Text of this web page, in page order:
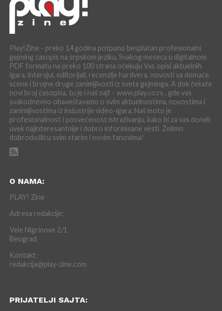
Play!Zine - preko 14 godina potpuno besplatan profesionalni
gejming časopis na srpskom jeziku. Svakog meseca u digitalnom
PDF formatu na preko 100 strana očekuju Vas opisi aktuelnih
igara, intervjui, editorijali, recenzije hardvera, novosti sa domaće
scene i brojne druge zanimljivosti iz sveta gejminga. A dok čekate
novi broj časopisa, tu je i naš sajt - www.play.co.rs , gde vas
svakodnevno obaveštavamo o svim aktuelnostima, novostima i
zanimljivostima iz industrije video-igara. Naš moto je
profesionalnost i posvećenost istraživanju, kako bi za vas doneli
uvek najinteresantnije i dobro informisane vesti. Želimo
dobrodošlicu svim starim i novim fanovima!
O NAMA:
PLAY! Zine
Adresa redakcije:
Vele Nigrinove 2/1
Beograd
Kontakt:
redakcija@play-zine.com
PRIJATELJI SAJTA: